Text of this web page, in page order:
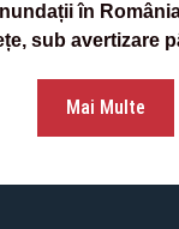
în
sub avertizare
Mai Multe